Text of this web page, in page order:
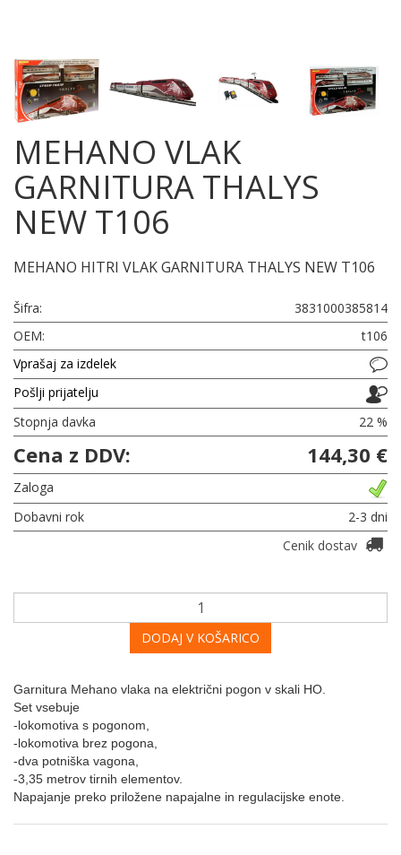
MEHANO VLAK
GARNITURA THALYS
NEW T106
MEHANO HITRI VLAK GARNITURA THALYS NEW T106
Šifra:
3831000385814
OEM:
t106
Vprašaj za izdelek
Pošlji prijatelju
Stopnja davka
22 %
Cena z DDV: 144,30 €
Zaloga
Dobavni rok
2-3 dni
Cenik dostav
DODAJ V KOŠARICO
Garnitura Mehano vlaka na električni pogon v skali HO.
Set vsebuje
-lokomotiva s pogonom,
-lokomotiva brez pogona,
-dva potniška vagona,
-3,35 metrov tirnih elementov.
Napajanje preko priložene napajalne in regulacijske enote.